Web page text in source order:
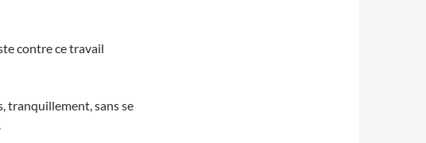
contre ce travail
tranquillement, sans se